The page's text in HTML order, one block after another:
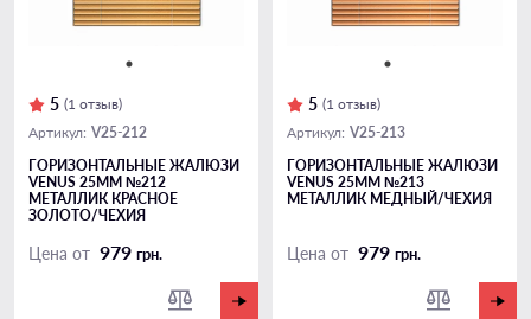
5 (1 отзыв)
Артикул: V25-212
ГОРИЗОНТАЛЬНЫЕ ЖАЛЮЗИ
VENUS 25ММ №212
МЕТАЛЛИК КРАСНОЕ
ЗОЛОТО/ЧЕХИЯ
Цена от 979 грн.
5 (1 отзыв)
Артикул: V25-213
ГОРИЗОНТАЛЬНЫЕ ЖАЛЮЗИ
VENUS 25ММ №213
МЕТАЛЛИК МЕДНЫЙ/ЧЕХИЯ
Цена от 979 грн.